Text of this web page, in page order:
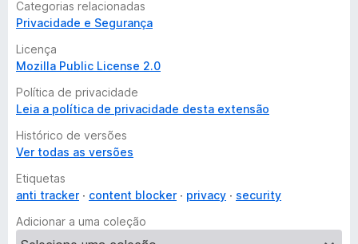
Fique à vontade para usar
> Link completo para a chave PGP pública:
https://decentraleyes.org/3f774aff6d/public-key.txt
O Decentraleyes é e sempre será gratuito, mas você pode
ajudar na continuidade do desenvolvimento fazendo uma
doação, contribuindo no GitLab ou compartilhando com seus
amigos (isso ajuda muito). Qualquer ajuda é muito bem vinda!
• GitLab:https://git.synz.io/Synzvato/decentraleyes
Categorias relacionadas
Privacidade e Segurança
Licença
Mozilla Public License 2.0
Política de privacidade
Leia a política de privacidade desta extensão
Histórico de versões
Ver todas as versões
Etiquetas
anti tracker
content blocker privacy
security
Adicionar a uma coleção